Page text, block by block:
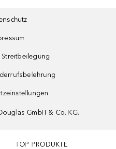
GmbH & Co. KG.
TOP PRODUKTE